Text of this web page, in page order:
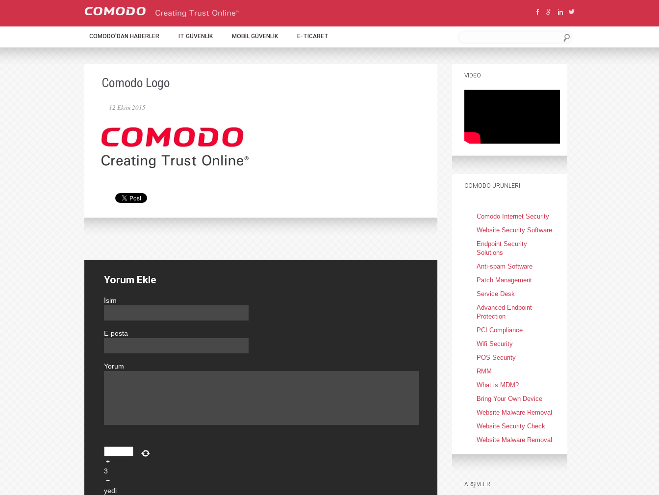
COMODO'DAN HABERLER IT GÜVENLİK MOBİL GÜVENLİK E-TİCARET
Comodo Logo
12 Ekim 2015
Yorum Ekle
İsim
E-posta
Yorum
+
3
=
yedi
VIDEO
COMODO ÜRÜNLERI
Comodo Internet Security
Website Security Software
Endpoint Security
Solutions
Anti-spam Software
Patch Management
Service Desk
Advanced Endpoint
Protection
PCI Compliance
Wifi Security
POS Security
RMM
What is MDM?
Bring Your Own Device
Website Malware Removal
Website Security Check
Website Malware Removal
ARŞIVLER